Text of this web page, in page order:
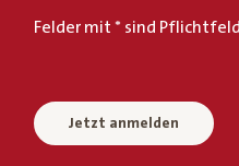
Felder mit * sind
Jetzt anmelden